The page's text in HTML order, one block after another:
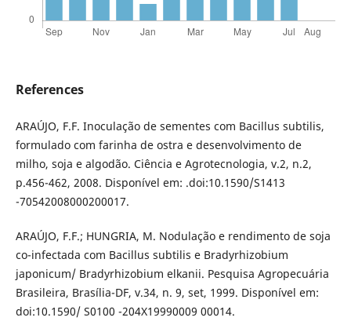
References
ARAÚJO, F.F. Inoculação de sementes com Bacillus subtilis,
formulado com farinha de ostra e desenvolvimento de
milho, soja e algodão. Ciência e Agrotecnologia, v.2, n.2,
p.456-462, 2008. Disponível em: .doi:10.1590/S1413
-70542008000200017.
ARAÚJO, F.F.; HUNGRIA, M. Nodulação e rendimento de soja
co-infectada com Bacillus subtilis e Bradyrhizobium
japonicum/ Bradyrhizobium elkanii. Pesquisa Agropecuária
Brasileira, Brasília-DF, v.34, n. 9, set, 1999. Disponível em:
doi:10.1590/ S0100 -204X19990009 00014.